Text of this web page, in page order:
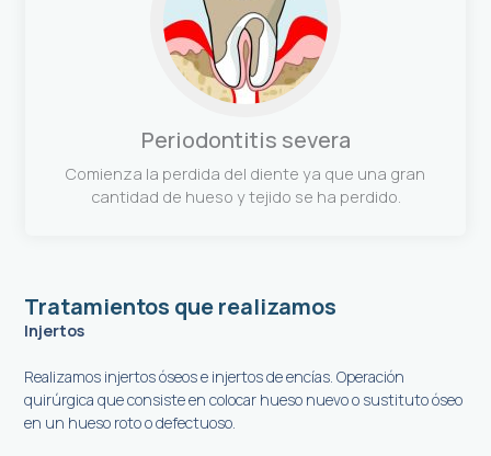
Periodontitis severa
Comienza la perdida del diente ya que una gran
cantidad de hueso y tejido se ha perdido.
Tratamientos que realizamos
Injertos
Realizamos injertos óseos e injertos de encías. Operación
quirúrgica que consiste en colocar hueso nuevo o sustituto óseo
en un hueso roto o defectuoso.